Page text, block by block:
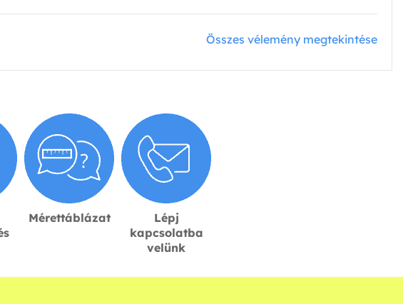
Összes vélemény megtekintése
Mérettáblázat
Lépj
kapcsolatba
velünk